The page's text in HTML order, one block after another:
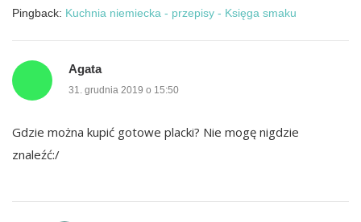
Pingback: Kuchnia niemiecka - przepisy - Księga smaku
Agata
31. grudnia 2019 o 15:50
Gdzie można kupić gotowe placki? Nie mogę nigdzie
znaleźć:/